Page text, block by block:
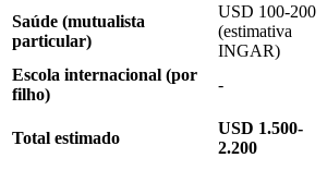
Saúde (mutualista
particular)
USD 100-200
(estimativa
INGAR)
Escola internacional (por
filho)
-
Total estimado
USD 1.500-
2.200